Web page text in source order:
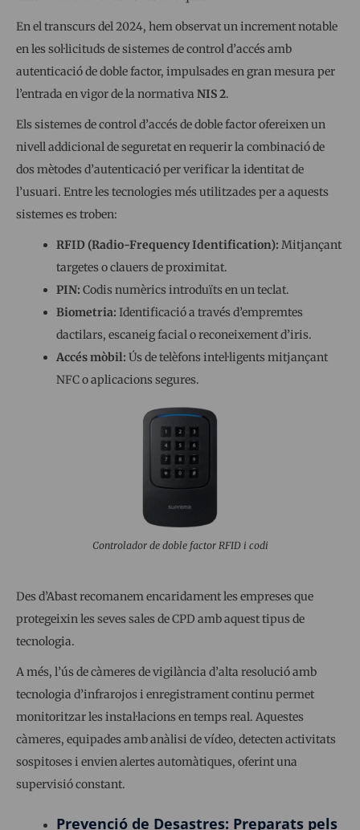
En el transcurs del 2024, hem observat un increment notable
en les sol·licituds de sistemes de control d’accés amb
autenticació de doble factor, impulsades en gran mesura per
l’entrada en vigor de la normativa NIS 2.
Els sistemes de control d’accés de doble factor ofereixen un
nivell addicional de seguretat en requerir la combinació de
dos mètodes d’autenticació per verificar la identitat de
l’usuari. Entre les tecnologies més utilitzades per a aquests
sistemes es troben:
RFID (Radio-Frequency Identification): Mitjançant
targetes o clauers de proximitat.
PIN: Codis numèrics introduïts en un teclat.
Biometria: Identificació a través d’empremtes
dactilars, escaneig facial o reconeixement d’iris.
Accés mòbil: Ús de telèfons intel·ligents mitjançant
NFC o aplicacions segures.
Controlador de doble factor RFID i codi
Des d’Abast recomanem encaridament les empreses que
protegeixin les seves sales de CPD amb aquest tipus de
tecnologia.
A més, l’ús de càmeres de vigilància d’alta resolució amb
tecnologia d’infrarojos i enregistrament continu permet
monitoritzar les instal·lacions en temps real. Aquestes
càmeres, equipades amb anàlisi de vídeo, detecten activitats
sospitoses i envien alertes automàtiques, oferint una
supervisió constant.
Prevenció de Desastres: Preparats pels